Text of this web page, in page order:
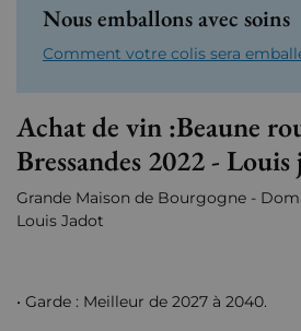
Nous emballons avec soins
Comment votre colis sera
Achat de vin :Beaune
Bressandes 2022 -
Grande Maison de Bourgogne -
Louis Jadot
• Garde : Meilleur de 2027 à 2040.